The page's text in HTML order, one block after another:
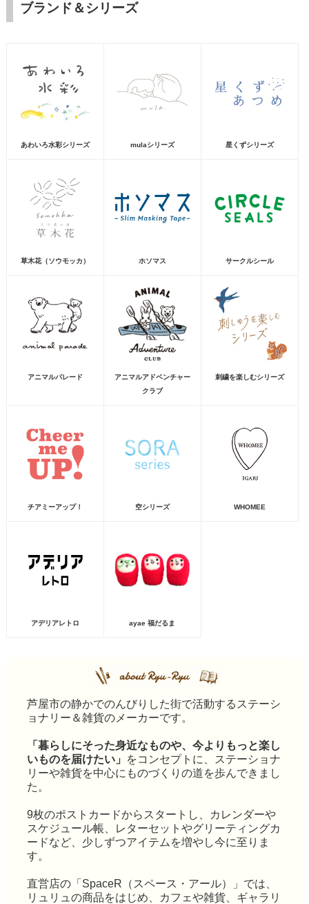
ブランド＆シリーズ
あわいろ水彩シリーズ mulaシリーズ 星くずシリーズ
草木花（ソウモッカ） ホソマス サークルシール
アニマルパレード
アニマルアドベンチャー
クラブ
刺繍を楽しむシリーズ
チアミーアップ！ 空シリーズ WHOMEE
アデリアレトロ ayae 福だるま
芦屋市の静かでのんびりした街で活動するステーシ
ョナリー＆雑貨のメーカーです。
「暮らしにそった身近なものや、今よりもっと楽し
いものを届けたい」
をコンセプトに、ステーショナ
リーや雑貨を中心にものづくりの道を歩んできまし
た。
9枚のポストカードからスタートし、カレンダーや
スケジュール帳、レターセットやグリーティングカ
ードなど、少しずつアイテムを増やし今に至りま
す。
直営店の「SpaceR（スペース・アール）」では、
リュリュの商品をはじめ、カフェや雑貨、ギャラリ